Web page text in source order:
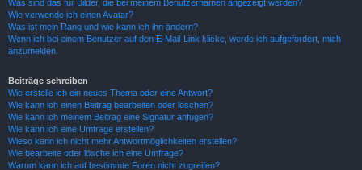
Was sind das für Bilder, die bei meinem Benutzernamen angezeigt werden?
Wie verwende ich einen Avatar?
Was ist mein Rang und wie kann ich ihn ändern?
Wenn ich bei einem Benutzer auf den E-Mail-Link klicke, werde ich aufgefordert, mich
anzumelden.
Beiträge schreiben
Wie erstelle ich ein neues Thema oder eine Antwort?
Wie kann ich einen Beitrag bearbeiten oder löschen?
Wie kann ich meinem Beitrag eine Signatur anfügen?
Wie kann ich eine Umfrage erstellen?
Wieso kann ich nicht mehr Antwortmöglichkeiten erstellen?
Wie bearbeite oder lösche ich eine Umfrage?
Warum kann ich auf bestimmte Foren nicht zugreifen?